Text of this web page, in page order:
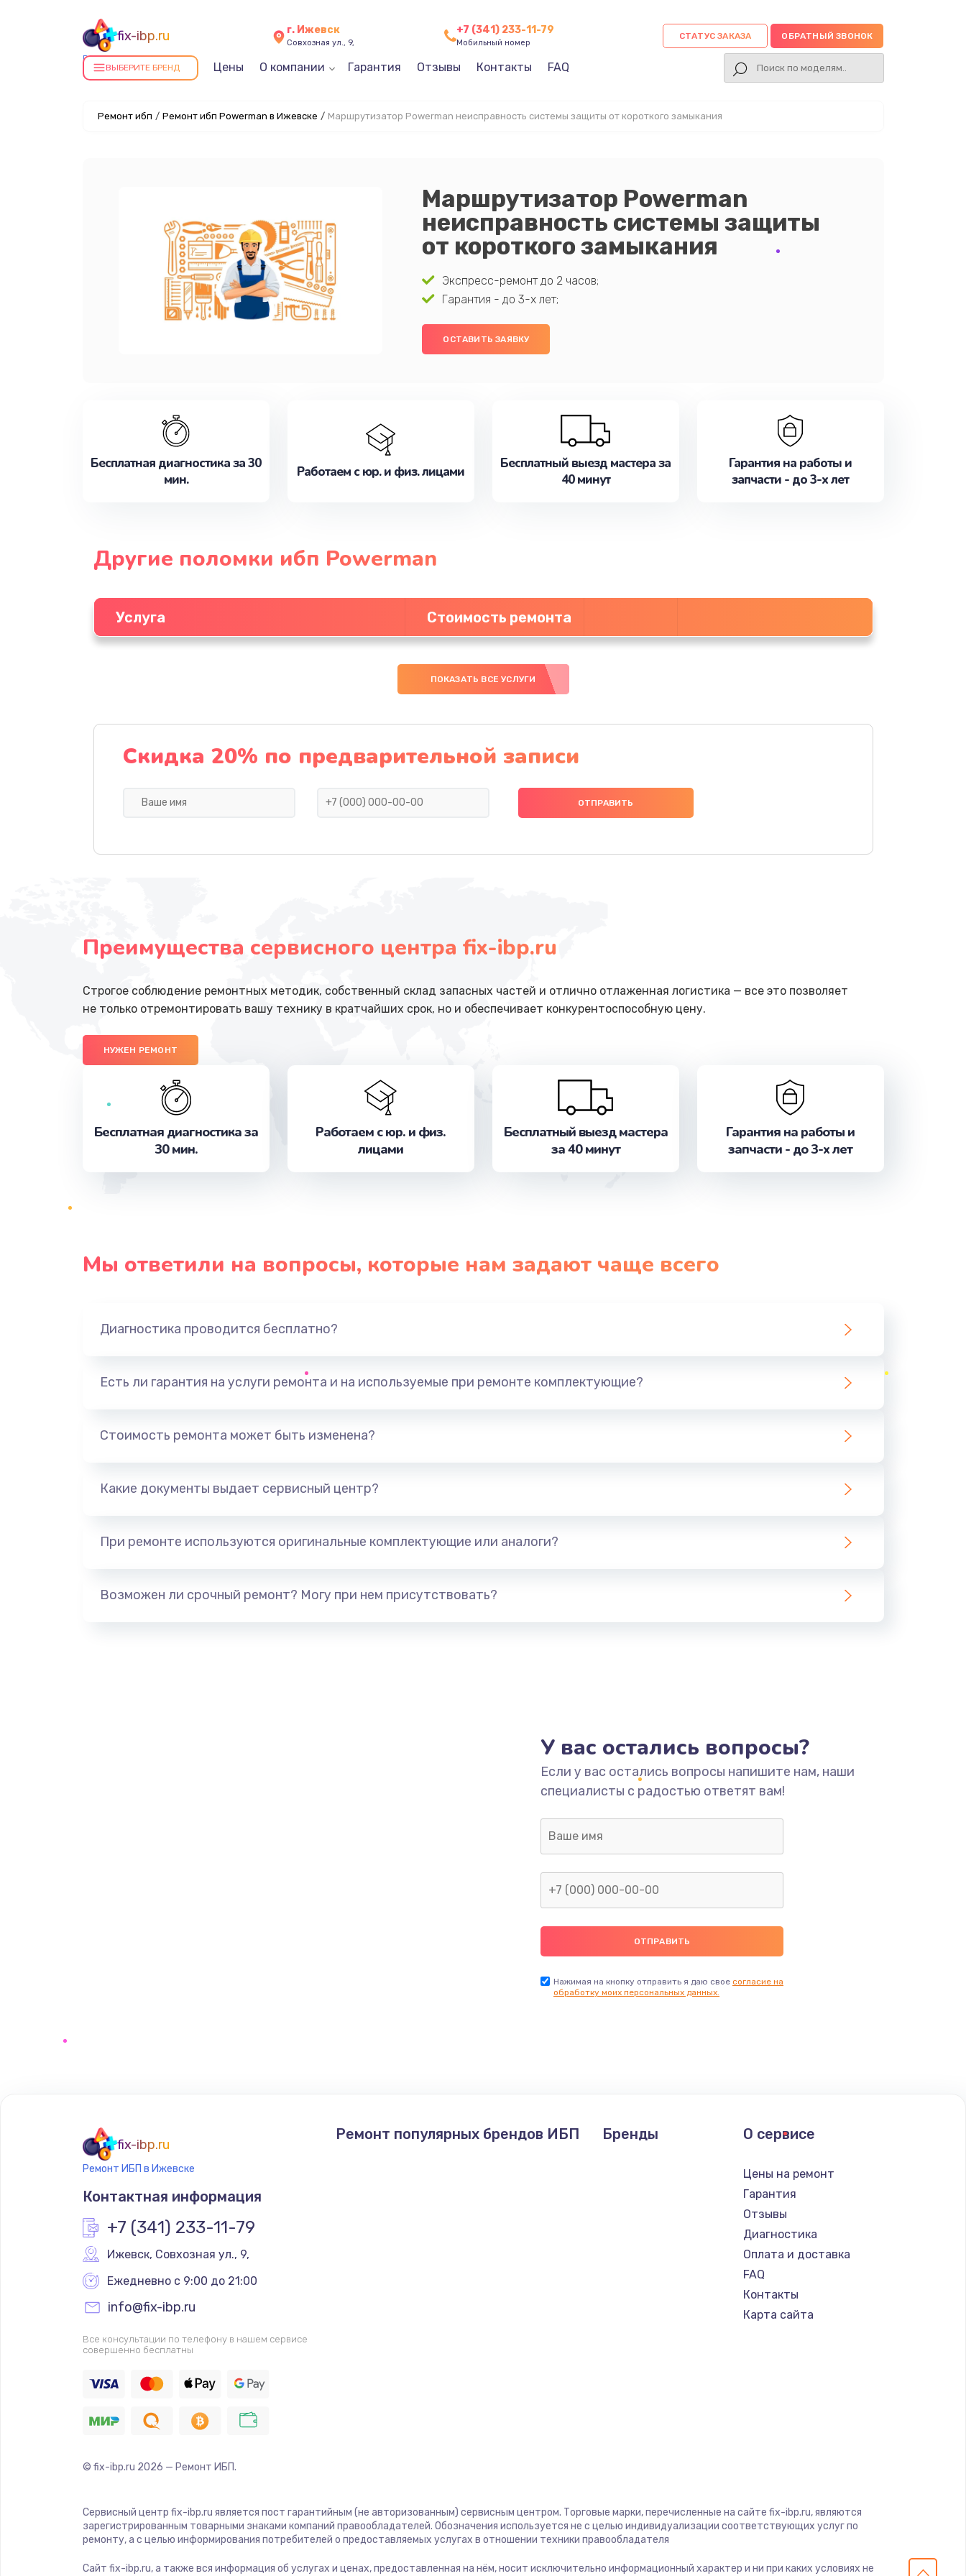
fix-ibp.ru
Ремонт ИБП в Ижевске
г. Ижевск
Совхозная ул., 9,
+7 (341) 233-11-79
Мобильный номер
СТАТУС ЗАКАЗА ОБРАТНЫЙ ЗВОНОК
ВЫБЕРИТЕ БРЕНД Цены О компании Гарантия Отзывы Контакты FAQ
Ремонт ибп / Ремонт ибп Powerman в Ижевске / Маршрутизатор Powerman неисправность системы защиты от короткого замыкания
Маршрутизатор Powerman
неисправность системы защиты
от короткого замыкания
Экспресс-ремонт до 2 часов;
Гарантия - до 3-х лет;
ОСТАВИТЬ ЗАЯВКУ
Бесплатная диагностика за 30
мин.
Работаем с юр. и физ. лицами
Бесплатный выезд мастера за
40 минут
Гарантия на работы и
запчасти - до 3-х лет
Другие поломки ибп Powerman
Услуга Стоимость ремонта
ПОКАЗАТЬ ВСЕ УСЛУГИ
Скидка 20% по предварительной записи
Преимущества сервисного центра fix-ibp.ru
Строгое соблюдение ремонтных методик, собственный склад запасных частей и отлично отлаженная логистика — все это позволяет
не только отремонтировать вашу технику в кратчайших срок, но и обеспечивает конкурентоспособную цену.
НУЖЕН РЕМОНТ
Бесплатная диагностика за
30 мин.
Работаем с юр. и физ.
лицами
Бесплатный выезд мастера
за 40 минут
Гарантия на работы и
запчасти - до 3-х лет
Мы ответили на вопросы, которые нам задают чаще всего
Диагностика проводится бесплатно?
Есть ли гарантия на услуги ремонта и на используемые при ремонте комплектующие?
Стоимость ремонта может быть изменена?
Какие документы выдает сервисный центр?
При ремонте используются оригинальные комплектующие или аналоги?
Возможен ли срочный ремонт? Могу при нем присутствовать?
У вас остались вопросы?
Если у вас остались вопросы напишите нам, наши
специалисты с радостью ответят вам!
Нажимая на кнопку отправить я даю свое согласие на
обработку моих персональных данных.
fix-ibp.ru
Ремонт ИБП в Ижевске
Контактная информация
+7 (341) 233-11-79
Ижевск, Совхозная ул., 9,
Ежедневно с 9:00 до 21:00
info@fix-ibp.ru
Все консультации по телефону в нашем сервисе
совершенно бесплатны
Ремонт популярных брендов ИБП Бренды О сервисе
Цены на ремонт
Гарантия
Отзывы
Диагностика
Оплата и доставка
FAQ
Контакты
Карта сайта
© fix-ibp.ru 2026 — Ремонт ИБП.
Сервисный центр fix-ibp.ru является пост гарантийным (не авторизованным) сервисным центром. Торговые марки, перечисленные на сайте fix-ibp.ru, являются
зарегистрированным товарными знаками компаний правообладателей. Обозначения используется не с целью индивидуализации соответствующих услуг по
ремонту, а с целью информирования потребителей о предоставляемых услугах в отношении техники правообладателя
Сайт fix-ibp.ru, а также вся информация об услугах и ценах, предоставленная на нём, носит исключительно информационный характер и ни при каких условиях не